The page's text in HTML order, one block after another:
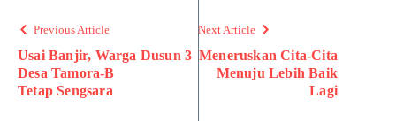
Previous Article
Usai Banjir, Warga Dusun 3
Desa Tamora-B
Tetap Sengsara
Next Article
Meneruskan Cita-Cita
Menuju Lebih Baik
Lagi